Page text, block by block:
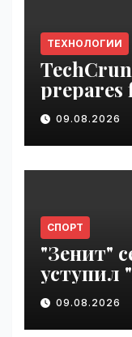
ТЕХНОЛОГИИ
prepares
Uber’s
09.08.2026
СПОРТ
"Зенит"
уступил
09.08.2026